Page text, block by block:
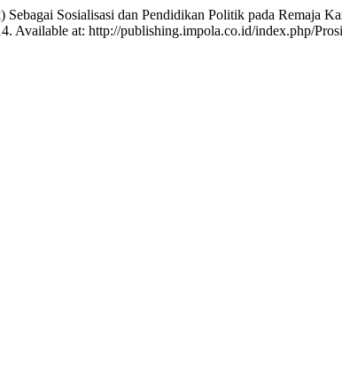
Sosialisasi dan Pendidikan Politik pada Remaja
Available at: http://publishing.impola.co.id/index.php/